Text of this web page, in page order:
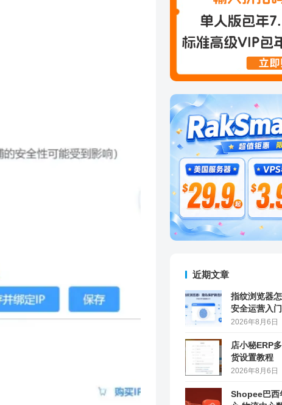
近期文章
指纹浏览器
安全运营入
2026年8月6日
店小秘ERP
货设置教程
2026年8月6日
Shopee巴西